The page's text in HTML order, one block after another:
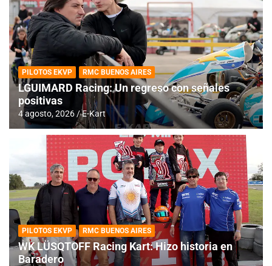
PILOTOS EKVP RMC BUENOS AIRES
LGUIMARD Racing: Un regreso con señales
positivas
4 agosto, 2026 E-Kart
PILOTOS EKVP RMC BUENOS AIRES
WK LÜSQTOFF Racing Kart: Hizo historia en
Baradero